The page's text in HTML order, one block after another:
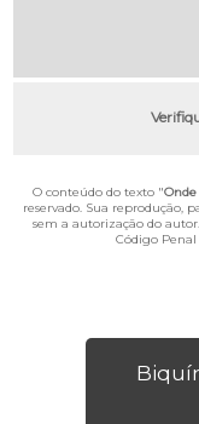
O conteúdo do texto "
reservado. Sua reprodução,
sem a autorização do
Código Penal